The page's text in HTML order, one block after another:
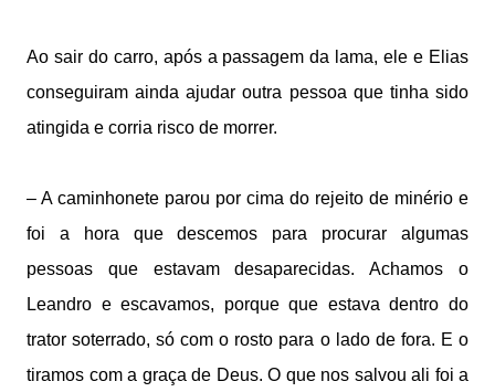
Ao sair do carro, após a passagem da lama, ele e Elias
conseguiram ainda ajudar outra pessoa que tinha sido
atingida e corria risco de morrer.
– A caminhonete parou por cima do rejeito de minério e
foi a hora que descemos para procurar algumas
pessoas que estavam desaparecidas. Achamos o
Leandro e escavamos, porque que estava dentro do
trator soterrado, só com o rosto para o lado de fora. E o
tiramos com a graça de Deus. O que nos salvou ali foi a